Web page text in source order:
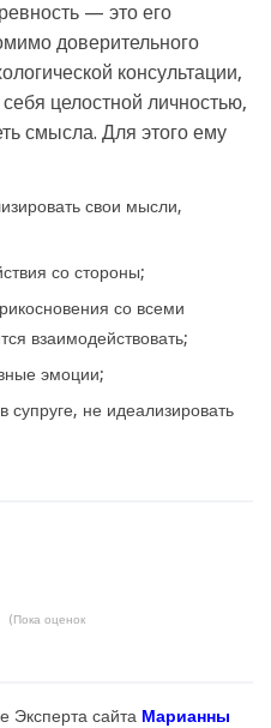
— это его
доверительного
консультации,
целостной личностью,
смысла. Для этого ему
свои мысли,
со стороны;
со всеми
взаимодействовать;
эмоции;
супруге, не идеализировать
(Пока оценок
Эксперта сайта Марианны